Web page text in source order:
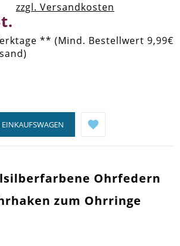
zzgl. Versandkosten
** (Mind. Bestellwert 9,99€
Ohrfedern
zum Ohrringe